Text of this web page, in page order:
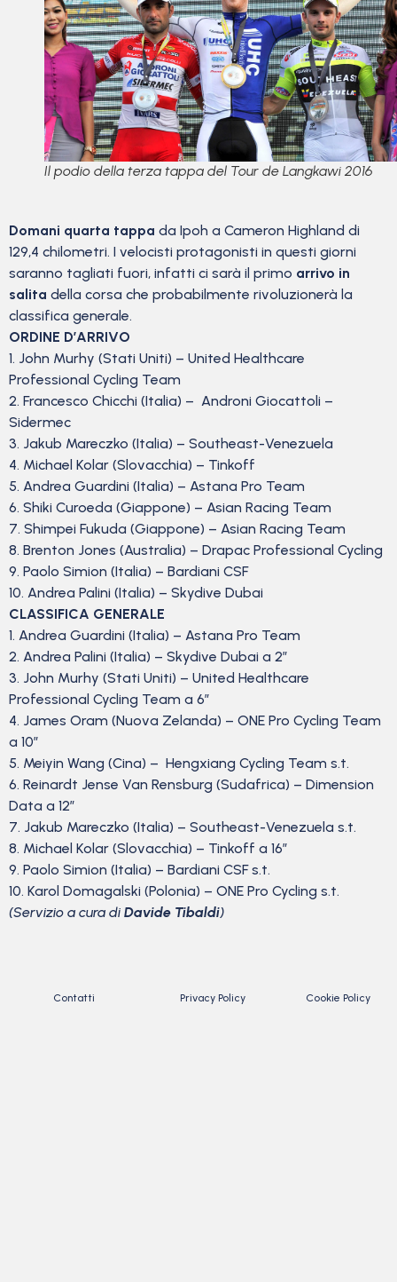
Il podio della terza tappa del Tour de Langkawi 2016
Domani quarta tappa da Ipoh a Cameron Highland di
129,4 chilometri. I velocisti protagonisti in questi giorni
saranno tagliati fuori, infatti ci sarà il primo arrivo in
salita della corsa che probabilmente rivoluzionerà la
classifica generale.
ORDINE D’ARRIVO
1. John Murhy (Stati Uniti) – United Healthcare
Professional Cycling Team
2. Francesco Chicchi (Italia) – Androni Giocattoli –
Sidermec
3. Jakub Mareczko (Italia) – Southeast-Venezuela
4. Michael Kolar (Slovacchia) – Tinkoff
5. Andrea Guardini (Italia) – Astana Pro Team
6. Shiki Curoeda (Giappone) – Asian Racing Team
7. Shimpei Fukuda (Giappone) – Asian Racing Team
8. Brenton Jones (Australia) – Drapac Professional Cycling
9. Paolo Simion (Italia) – Bardiani CSF
10. Andrea Palini (Italia) – Skydive Dubai
CLASSIFICA GENERALE
1. Andrea Guardini (Italia) – Astana Pro Team
2. Andrea Palini (Italia) – Skydive Dubai a 2″
3. John Murhy (Stati Uniti) – United Healthcare
Professional Cycling Team a 6″
4. James Oram (Nuova Zelanda) – ONE Pro Cycling Team
a 10″
5. Meiyin Wang (Cina) – Hengxiang Cycling Team s.t.
6. Reinardt Jense Van Rensburg (Sudafrica) – Dimension
Data a 12″
7. Jakub Mareczko (Italia) – Southeast-Venezuela s.t.
8. Michael Kolar (Slovacchia) – Tinkoff a 16″
9. Paolo Simion (Italia) – Bardiani CSF s.t.
10. Karol Domagalski (Polonia) – ONE Pro Cycling s.t.
(Servizio a cura di Davide Tibaldi)
Contatti Privacy Policy Cookie Policy